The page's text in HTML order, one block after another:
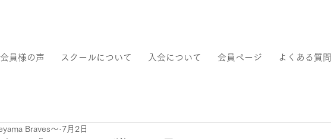
会員様の声 スクールについて 入会について 会員ページ よくある質問
Braves～ 7月2日